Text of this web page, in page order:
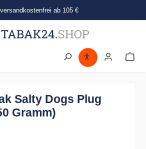
versandkostenfrei ab 105 €
Salty Dogs Plug
Gramm)